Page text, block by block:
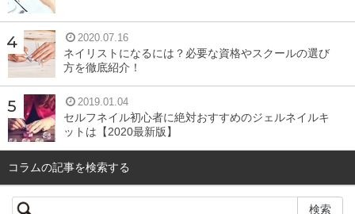
シンシアネイルアカデミーには、国内外で多数受賞歴のあ
るネイル講師や様々なメディアで3000万再生以上のネイ
ル動画を制作する講師、多くのメディアやステージデモで
活躍する講師が在籍しています。
これだけ豊富な経験を持つ講師の方に、少人数制でレ
ッスンが受けられることはやはり貴重な機会ですね。
そうですね！講師陣の原動力として共通していること
2020.07.16
ネイリストになるには？必要な資格やスクールの選び
方を徹底紹介！
2019.01.04
セルフネイル初心者に絶対おすすめのジェルネイルキ
ットは【2020最新版】
コラムの記事を検索する